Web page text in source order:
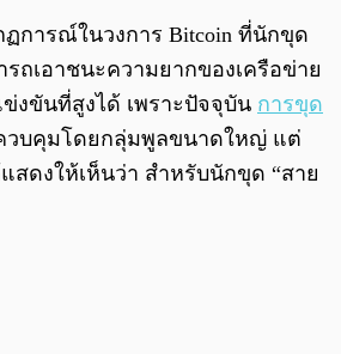
การณ์ในวงการ Bitcoin ที่นักขุด
รถเอาชนะความยากของเครือข่าย
งขันที่สูงได้ เพราะปัจจุบัน การขุด
วบคุมโดยกลุ่มพูลขนาดใหญ่ แต่
สดงให้เห็นว่า สำหรับนักขุด “สาย